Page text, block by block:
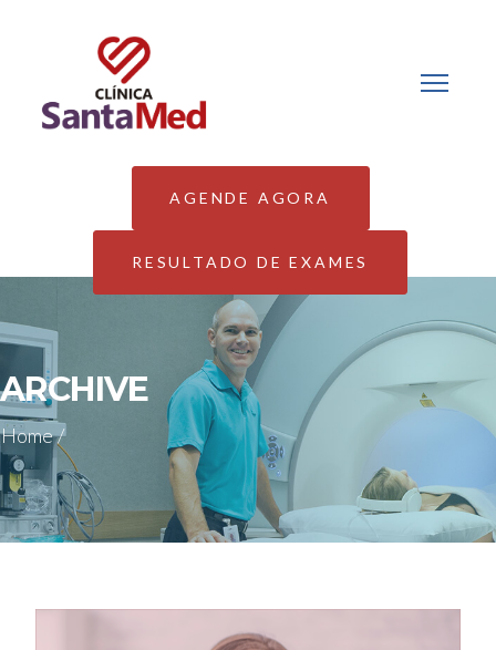
AGENDE AGORA
RESULTADO DE EXAMES
ARCHIVE
Home/